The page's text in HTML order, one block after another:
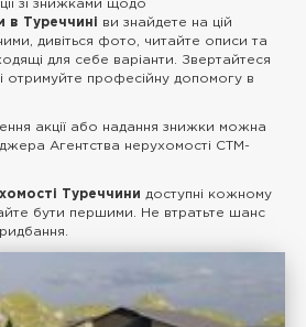
зі знижками щодо
в Туреччині ви знайдете на цій
дивіться фото, читайте описи та
для себе варіанти. Звертайтеся
професійну допомогу в
акції або надання знижки можна
Агентства нерухомості CTM-
Туреччини доступні кожному
бути першими. Не втратьте шанс